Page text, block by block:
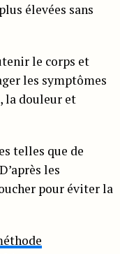
élevées sans
le corps et
les symptômes
la douleur et
telles que de
les
pour éviter la